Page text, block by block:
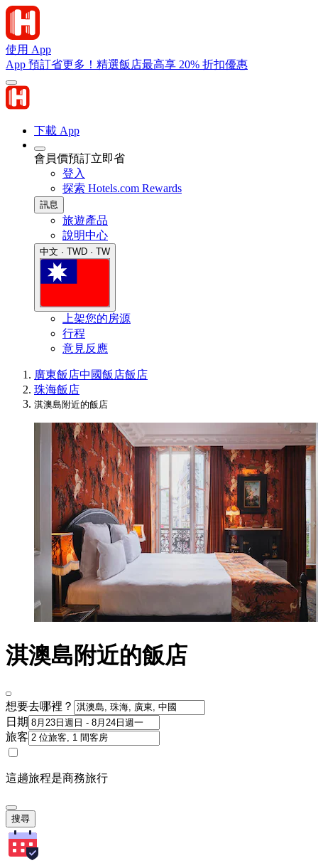
使用 App
App 預訂省更多！精選飯店最高享 20% 折扣優惠
下載 App
會員價預訂立即省
登入
探索 Hotels.com Rewards
訊息
旅遊產品
說明中心
中文 · TWD · TW
上架您的房源
行程
意見反應
廣東飯店中國飯店飯店
珠海飯店
淇澳島附近的飯店
淇澳島附近的飯店
想要去哪裡？
日期
旅客
這趟旅程是商務旅行
搜尋